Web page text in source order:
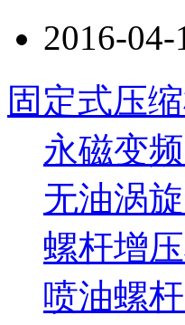
2016-04-
固定式压
永磁变
无油涡
螺杆增
喷油螺